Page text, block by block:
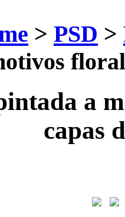
> PSD >
a
capas